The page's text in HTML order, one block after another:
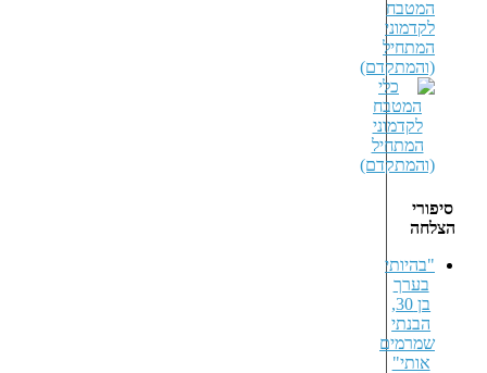
המטבח
לקדמוני
המתחיל
(והמתקדם)
סיפורי
הצלחה
"בהיותי
בערך
בן 30,
הבנתי
שמרמים
אותי"